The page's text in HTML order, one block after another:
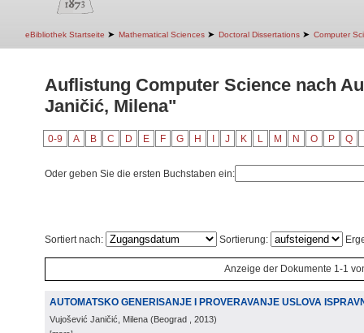
eBibliothek Startseite ➤ Mathematical Sciences ➤ Doctoral Dissertations ➤ Computer
Auflistung Computer Science nach
Janičić, Milena"
0-9 A B C D E F G H J K L M N O P Q
Oder geben Sie die ersten Buchstaben ein:
Sortiert nach: Sortierung:
Anzeige der Dokumente 1-1
AUTOMATSKO GENERISANJE I PROVERAVANJE USLOVA
Vujošević Janičić, Milena (Beograd , 2013)